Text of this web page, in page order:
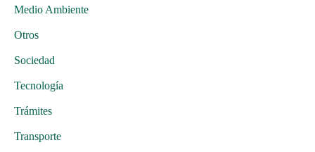
Medio Ambiente
Otros
Sociedad
Tecnología
Trámites
Transporte